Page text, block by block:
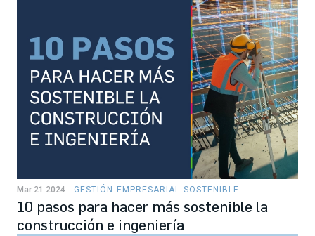
Mar 21 2024 GESTIÓN EMPRESARIAL SOSTENIBLE
10 pasos para hacer más sostenible la
construcción e ingeniería